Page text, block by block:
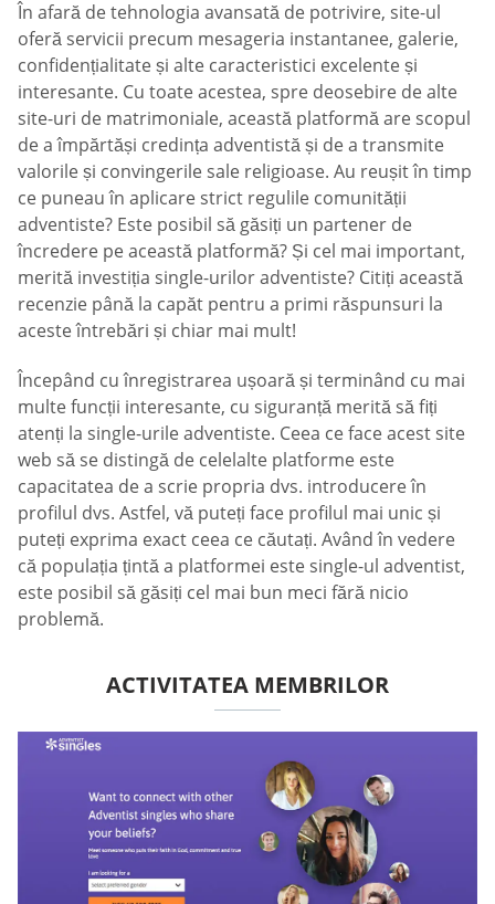
În afară de tehnologia avansată de potrivire, site-ul
oferă servicii precum mesageria instantanee, galerie,
confidențialitate și alte caracteristici excelente și
interesante. Cu toate acestea, spre deosebire de alte
site-uri de matrimoniale, această platformă are scopul
de a împărtăși credința adventistă și de a transmite
valorile și convingerile sale religioase. Au reușit în timp
ce puneau în aplicare strict regulile comunității
adventiste? Este posibil să găsiți un partener de
încredere pe această platformă? Și cel mai important,
merită investiția single-urilor adventiste? Citiți această
recenzie până la capăt pentru a primi răspunsuri la
aceste întrebări și chiar mai mult!
Începând cu înregistrarea ușoară și terminând cu mai
multe funcții interesante, cu siguranță merită să fiți
atenți la single-urile adventiste. Ceea ce face acest site
web să se distingă de celelalte platforme este
capacitatea de a scrie propria dvs. introducere în
profilul dvs. Astfel, vă puteți face profilul mai unic și
puteți exprima exact ceea ce căutați. Având în vedere
că populația țintă a platformei este single-ul adventist,
este posibil să găsiți cel mai bun meci fără nicio
problemă.
ACTIVITATEA MEMBRILOR